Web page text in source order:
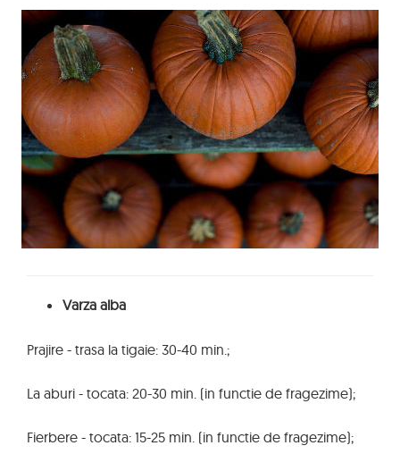
Varza alba
Prajire - trasa la tigaie: 30-40 min.;
La aburi - tocata: 20-30 min. (in functie de fragezime);
Fierbere - tocata: 15-25 min. (in functie de fragezime);